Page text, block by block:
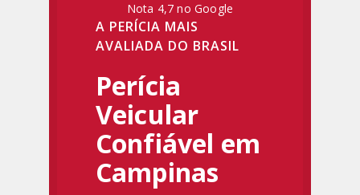
Nota 4,7 no Google
A PERÍCIA MAIS
AVALIADA DO BRASIL
Perícia
Veicular
Confiável em
Campinas